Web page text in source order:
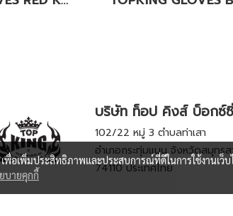
บริษัท ท็อป คิงส์ บ็อกซ์
102/22 หมู่ 3 ตำบลท่าเสา
อำเภอกระทุ่มแบน จังหวัดสมุทรส
74110 ประเทศไทย
พื่อเพิ่มประสิทธิภาพและประสบการณ์ที่ดีในการใช้งานเว็
บายคุกกี้